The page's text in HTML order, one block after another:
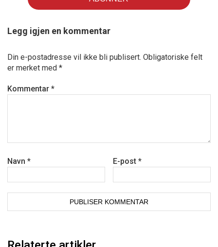
Legg igjen en kommentar
Din e-postadresse vil ikke bli publisert. Obligatoriske felt
er merket med *
Kommentar *
Navn * E-post*